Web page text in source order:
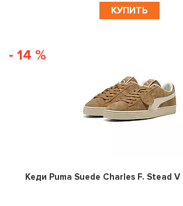
КУПИТЬ
- 14 %
Кеди Puma Suede Charles F. Stead